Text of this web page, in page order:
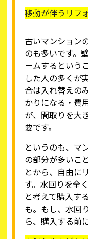
移動が伴うリフ
古いマンション
のも多いです。
ームするという
した人の多くが
合は入れ替えの
かりになる・費
が、間取りを大
要です。
というのも、マ
の部分が多いこ
とから、自由に
す。水回りを全
と考えて購入す
も。もし、水回
ら、購入する前